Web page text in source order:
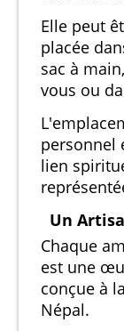
Elle peut
placée
sac à
vous ou
personnel
lien
Un
Chaque
est une
conçue à
Népal.